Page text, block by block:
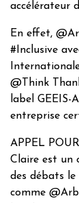
accélérateur
En effet,
#Inclusive
@Think
label GEEIS-
entreprise
APPEL
Claire est un
des débats
comme